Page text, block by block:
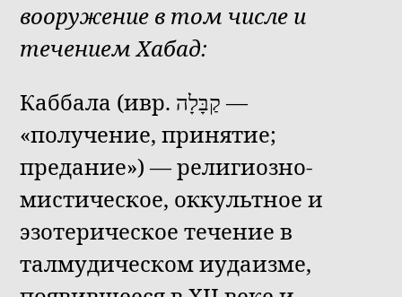
вооружение в том числе и
течением Хабад:
Каббала (ивр. קַבָּלָה —
«получение, принятие;
предание») — религиозно-
мистическое, оккультное и
эзотерическое течение в
талмудическом иудаизме,